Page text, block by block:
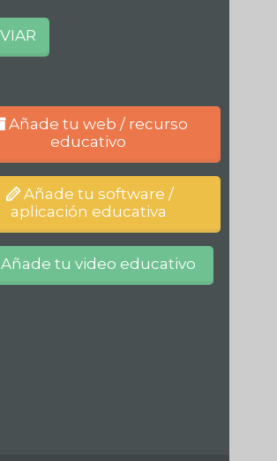
Añade tu web / recurso
educativo
Añade tu software /
aplicación educativa
Añade tu video educativo